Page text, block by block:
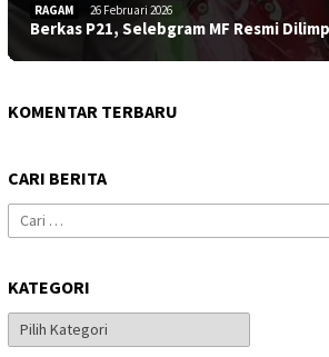
RAGAM 26 Februari 2026
Berkas P21, Selebgram MF Resmi
KOMENTAR TERBARU
CARI BERITA
Cari
untuk:
KATEGORI
Kategori